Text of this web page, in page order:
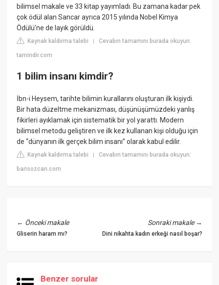
bilimsel makale ve 33 kitap yayımladı. Bu zamana kadar pek
çok ödül alan Sancar ayrıca 2015 yılında Nobel Kimya
Ödülü'ne de layık görüldü.
Kaynak kaldırma talebi |Cevabın tamamını burada okuyun:
tamindir.com
1 bilim insanı kimdir?
İbn-i Heysem, tarihte bilimin kurallarını oluşturan ilk kişiydi.
Bir hata düzeltme mekanizması, düşünüşümüzdeki yanlış
fikirleri ayıklamak için sistematik bir yol yarattı. Modern
bilimsel metodu geliştiren ve ilk kez kullanan kişi olduğu için
de “dünyanın ilk gerçek bilim insanı” olarak kabul edilir.
Kaynak kaldırma talebi |Cevabın tamamını burada okuyun:
barisozcan.com
← Önceki makale
Gliserin haram mı?
Sonraki makale→
Dini nikahta kadın erkeği nasıl boşar?
Benzer sorular